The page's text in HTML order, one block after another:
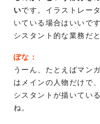
いです。イラストレー
いている場合はいいで
シスタント的な業務だ
ぽな：
うーん、たとえばマン
はメインの人物だけで
シスタントが描いてい
ね。